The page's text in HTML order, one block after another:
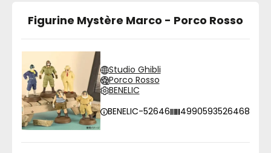
Figurine Mystère Marco - Porco Rosso
Studio Ghibli
Porco Rosso
BENELIC
BENELIC-52646
4990593526468